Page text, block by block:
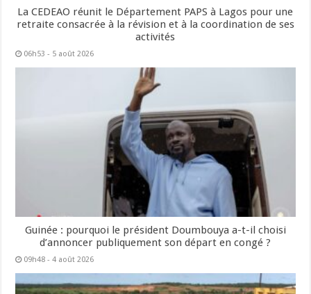
La CEDEAO réunit le Département PAPS à Lagos pour une
retraite consacrée à la révision et à la coordination de ses
activités
06h53 - 5 août 2026
Guinée : pourquoi le président Doumbouya a-t-il choisi
d’annoncer publiquement son départ en congé ?
09h48 - 4 août 2026